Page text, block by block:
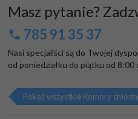
Masz pytanie?
785 91 35 37
Nasi specjaliści są do Twojej
od poniedziałku do piątku od 8:00
Pokaż wszystkie Komory